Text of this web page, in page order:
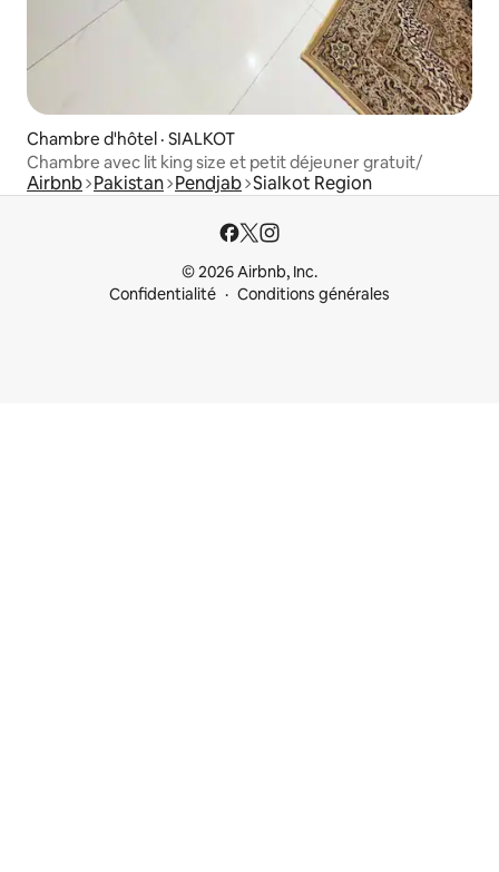
Chambre d'hôtel · SIALKOT
Chambre avec lit king size et petit déjeuner gratuit/
Airbnb Pakistan Pendjab Sialkot Region
© 2026 Airbnb, Inc.
Confidentialité
Conditions générales